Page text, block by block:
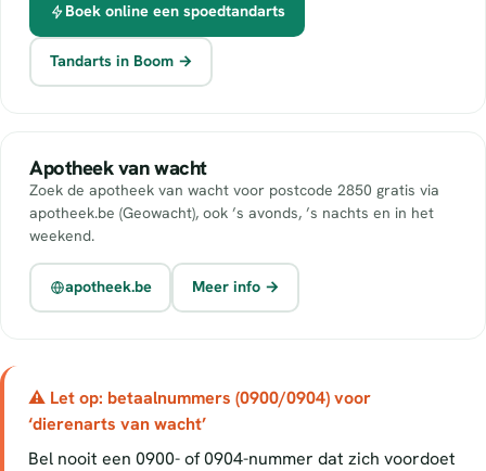
Boek online een spoedtandarts
Tandarts in Boom →
Apotheek van wacht
Zoek de apotheek van wacht voor postcode 2850 gratis via
apotheek.be (Geowacht), ook ’s avonds, ’s nachts en in het
weekend.
apotheek.be Meer info →
⚠ Let op: betaalnummers (0900/0904) voor
‘dierenarts van wacht’
Bel nooit een 0900- of 0904-nummer dat zich voordoet